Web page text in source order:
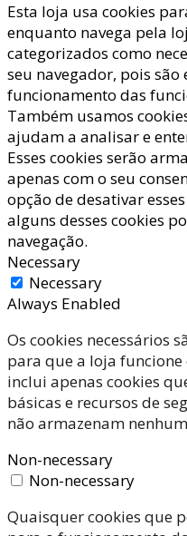
Esta loja usa cookies
enquanto navega pela
categorizados como
seu navegador, pois são
funcionamento das
Também usamos
ajudam a analisar e
Esses cookies serão
apenas com o seu
opção de desativar
alguns desses cookies
navegação.
Necessary
Necessary
Always Enabled
Os cookies necessários
para que a loja
inclui apenas cookies
básicas e recursos de
não armazenam
Non-necessary
Non-necessary
Quaisquer cookies que